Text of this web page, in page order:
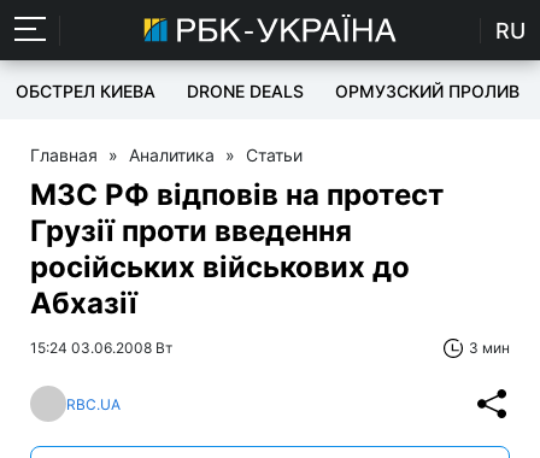
RU
ОБСТРЕЛ КИЕВА DRONE DEALS ОРМУЗСКИЙ ПРОЛИВ
Главная » Аналитика » Статьи
МЗС РФ відповів на протест
Грузії проти введення
російських військових до
Абхазії
15:24 03.06.2008 Вт 3 мин
RBC.UA